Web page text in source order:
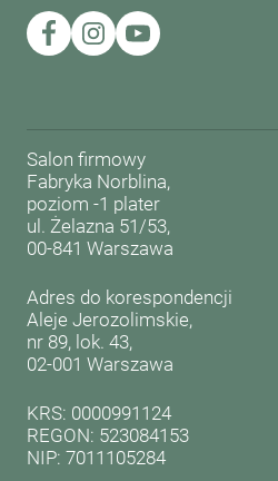
Salon firmowy
Fabryka Norblina,
poziom -1 plater
ul. Żelazna 51/53,
00-841 Warszawa
Adres do korespondencji
Aleje Jerozolimskie,
nr 89, lok. 43,
02-001 Warszawa
KRS: 0000991124
REGON: 523084153
NIP: 7011105284